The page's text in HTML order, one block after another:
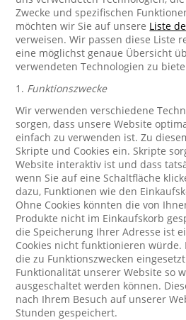
Zwecke und spezifischen
möchten wir Sie auf unsere Liste
verweisen. Wir passen diese Liste
eine möglichst genaue Übersicht
verwendeten Technologien zu
1. Funktionszwecke
Wir verwenden verschiedene
sorgen, dass unsere Website
einfach zu verwenden ist. Zu
Skripte und Cookies ein. Skripte
Website interaktiv ist und dass
wenn Sie auf eine Schaltfläche
dazu, Funktionen wie den
Ohne Cookies könnten die von
Produkte nicht im Einkaufskorb
die Speicherung Ihrer Adresse ist
Cookies nicht funktionieren würde.
die zu Funktionszwecken
Funktionalität unserer Website so
ausgeschaltet werden können.
nach Ihrem Besuch auf unserer
Stunden gespeichert.